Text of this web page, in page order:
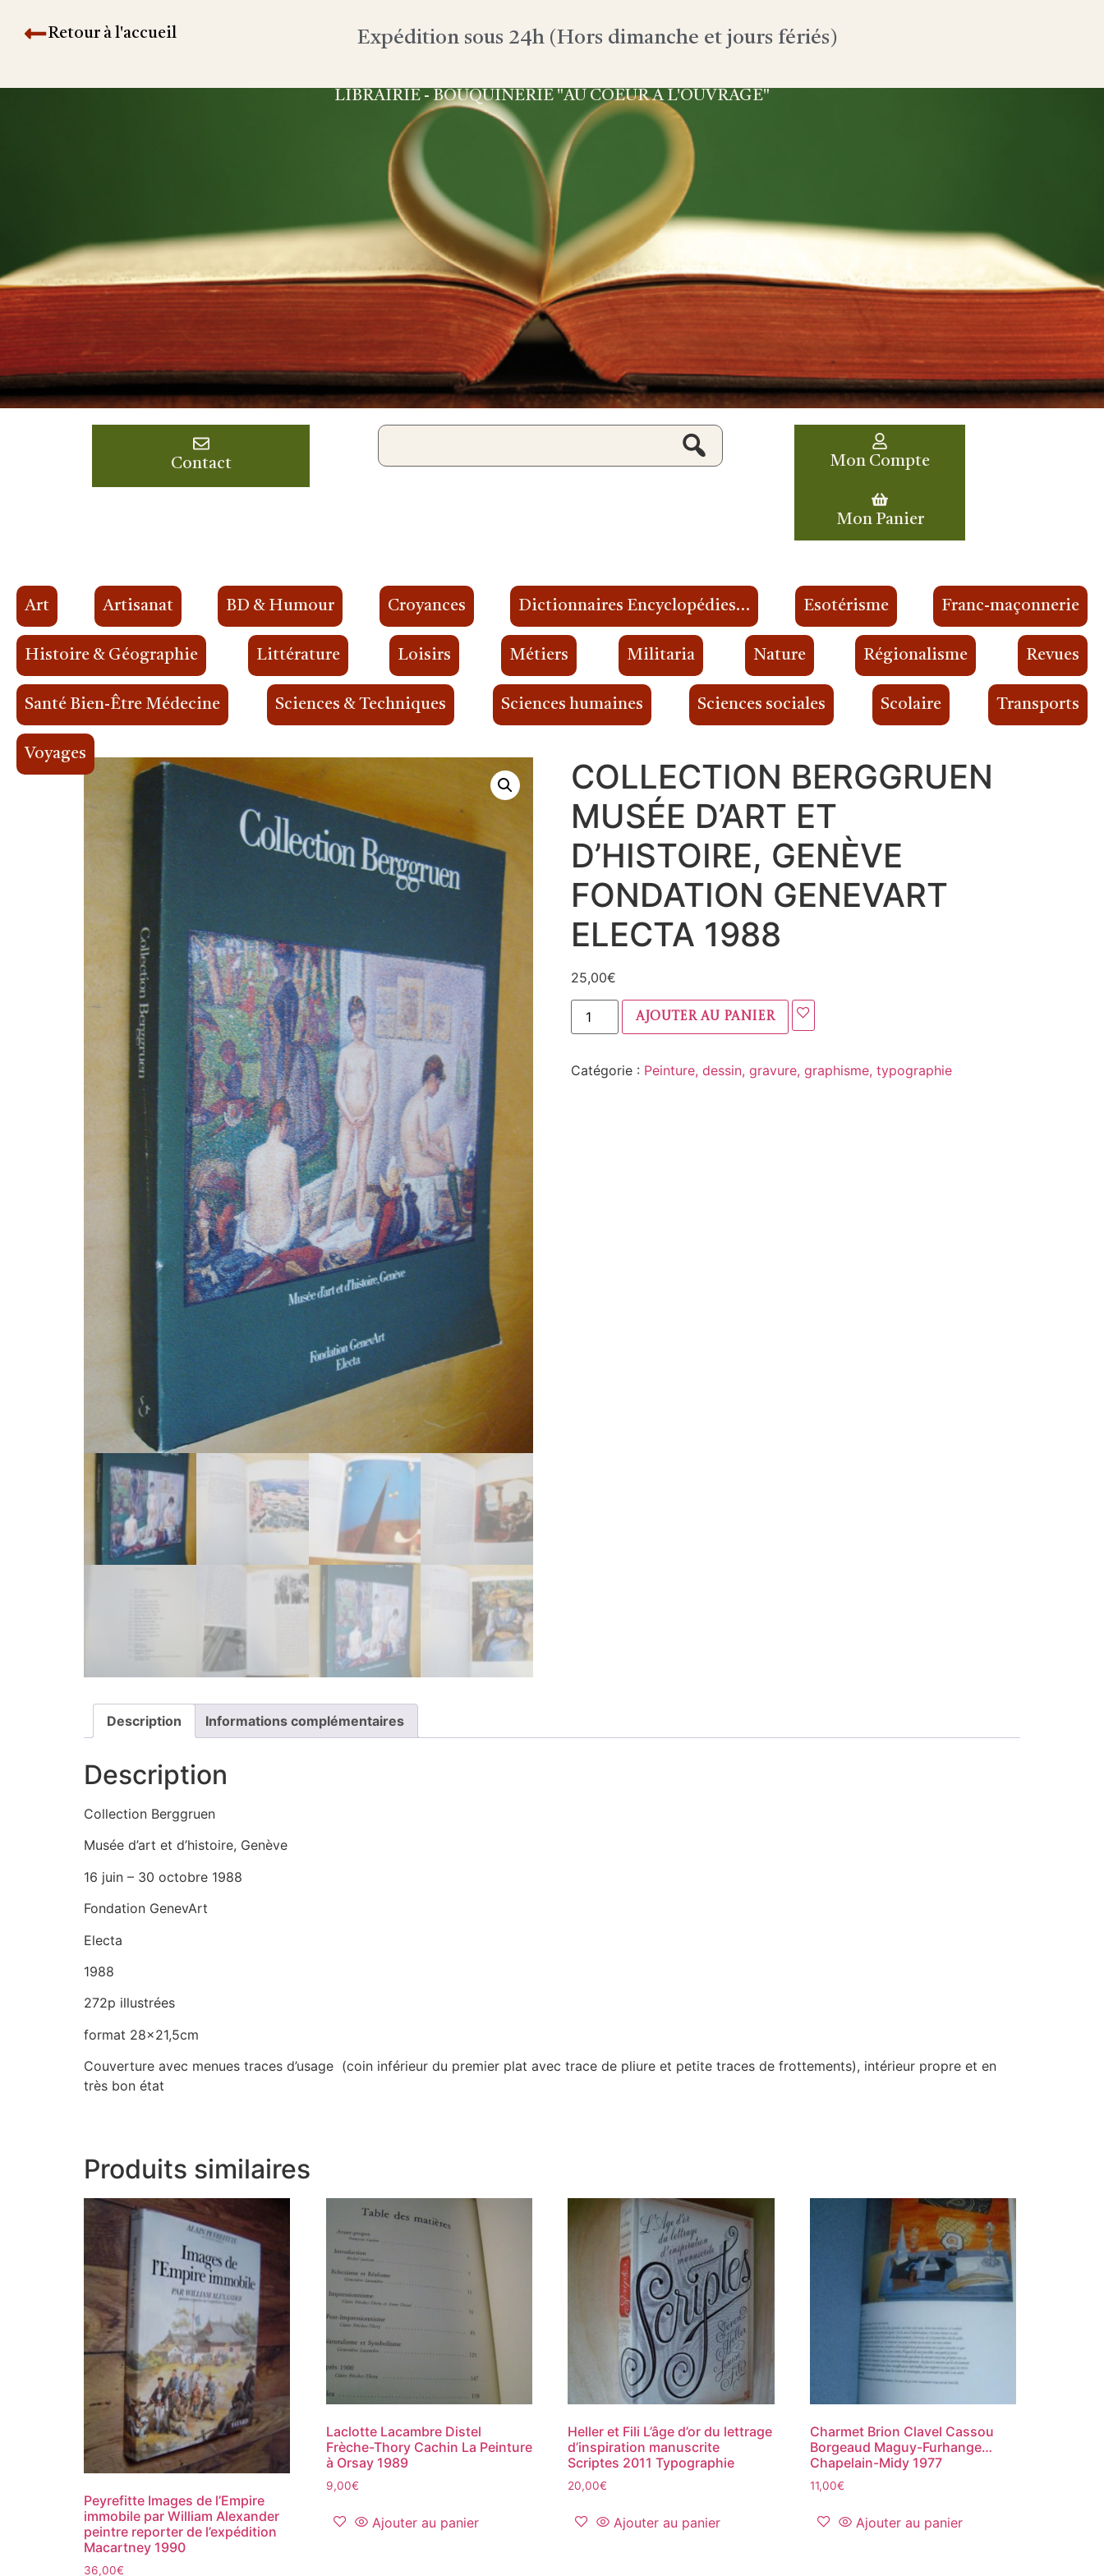
Retour à l'accueil Expédition sous 24h (Hors dimanche et jours fériés)
LIBRAIRIE - BOUQUINERIE "AU COEUR À L'OUVRAGE"
Contact Mon Compte
Mon Panier
Art Artisanat BD & Humour Croyances Dictionnaires Encyclopédies… Esotérisme Franc-maçonnerie
Histoire & Géographie Littérature Loisirs Métiers Militaria Nature Régionalisme Revues
Santé Bien-Être Médecine Sciences & Techniques Sciences humaines Sciences sociales Scolaire Transports
Voyages
COLLECTION BERGGRUEN
MUSÉE D’ART ET
D’HISTOIRE, GENÈVE
FONDATION GENEVART
ELECTA 1988
25,00€
Ajouter au panier
Catégorie : Peinture, dessin, gravure, graphisme, typographie
Description Informations complémentaires
Description
Collection Berggruen
Musée d’art et d’histoire, Genève
16 juin – 30 octobre 1988
Fondation GenevArt
Electa
1988
272p illustrées
format 28×21,5cm
Couverture avec menues traces d’usage (coin inférieur du premier plat avec trace de pliure et petite traces de frottements), intérieur propre et en
très bon état
Produits similaires
Peyrefitte Images de l’Empire
immobile par William Alexander
peintre reporter de l’expédition
Macartney 1990
36,00€
Laclotte Lacambre Distel
Frèche-Thory Cachin La Peinture
à Orsay 1989
9,00€
Ajouter au panier
Heller et Fili L’âge d’or du lettrage
d’inspiration manuscrite
Scriptes 2011 Typographie
20,00€
Ajouter au panier
Charmet Brion Clavel Cassou
Borgeaud Maguy-Furhange…
Chapelain-Midy 1977
11,00€
Ajouter au panier